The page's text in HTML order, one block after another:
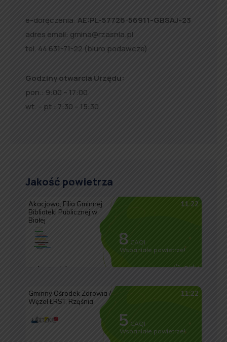
e-doręczenia: AE:PL-57726-56911-GBSAJ-23
adres email: gmina@rzasnia.pl
tel. 44 631-71-22 (biuro podawcze)
Godziny otwarcia Urzędu:
pon.: 9:00 – 17:00
wt. – pt.: 7:30 – 15:30
Jakość powietrza